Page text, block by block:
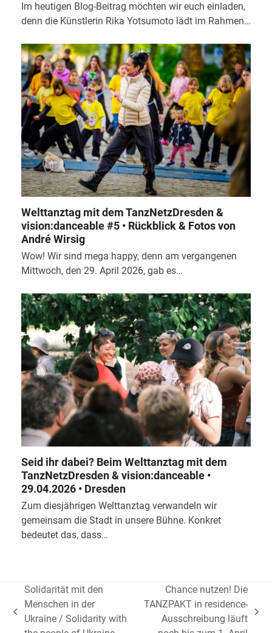
Im heutigen Blog-Beitrag möchten wir euch einladen,
denn die Künstlerin Rika Yotsumoto lädt im Rahmen…
Welttanztag mit dem TanzNetzDresden &
vision:danceable #5 • Rückblick & Fotos von
André Wirsig
Wow! Wir sind mega happy, denn am vergangenen
Mittwoch, den 29. April 2026, gab es…
Seid ihr dabei? Beim Welttanztag mit dem
TanzNetzDresden & vision:danceable •
29.04.2026 • Dresden
Zum diesjährigen Welttanztag verwandeln wir
gemeinsam die Stadt in unsere Bühne. Konkret
bedeutet das, dass…
vorheriger
Solidarität mit den
Menschen in der
Ukraine / Solidarity with
Nächster
Chance nutzen! Die
TANZPAKT in residence-
Ausschreibung läuft